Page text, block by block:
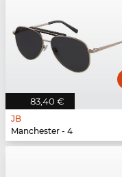
83,40 €
JB
Manchester - 4